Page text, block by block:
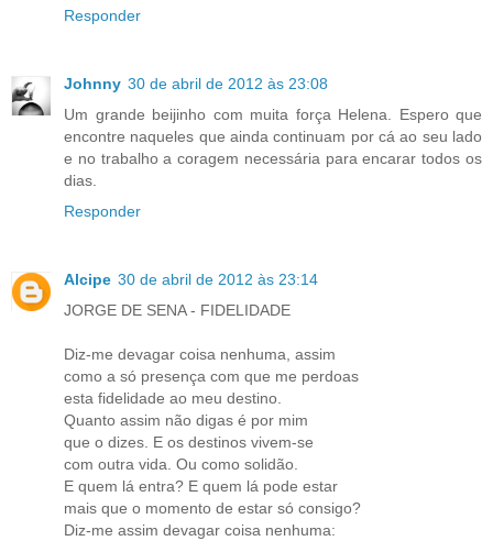
Responder
Johnny 30 de abril de 2012 às 23:08
Um grande beijinho com muita força Helena. Espero que
encontre naqueles que ainda continuam por cá ao seu lado
e no trabalho a coragem necessária para encarar todos os
dias.
Responder
Alcipe 30 de abril de 2012 às 23:14
JORGE DE SENA - FIDELIDADE
Diz-me devagar coisa nenhuma, assim
como a só presença com que me perdoas
esta fidelidade ao meu destino.
Quanto assim não digas é por mim
que o dizes. E os destinos vivem-se
com outra vida. Ou como solidão.
E quem lá entra? E quem lá pode estar
mais que o momento de estar só consigo?
Diz-me assim devagar coisa nenhuma: